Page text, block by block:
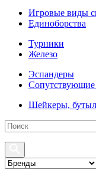
Игровые виды
Единоборства
Турники
Железо
Эспандеры
Сопутствующие
Шейкеры,